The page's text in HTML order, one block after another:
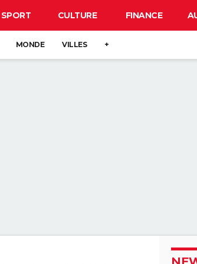
SPORT CULTURE FINANCE
MONDE VILLES +